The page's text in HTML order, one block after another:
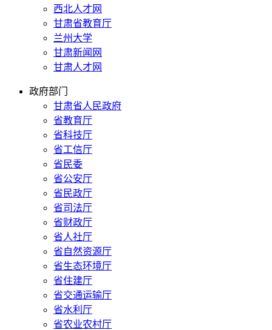
西北人才网
甘肃省教育厅
兰州大学
甘肃新闻网
甘肃人才网
政府部门
甘肃省人民政府
省教育厅
省科技厅
省工信厅
省民委
省公安厅
省民政厅
省司法厅
省财政厅
省人社厅
省自然资源厅
省生态环境厅
省住建厅
省交通运输厅
省水利厅
省农业农村厅